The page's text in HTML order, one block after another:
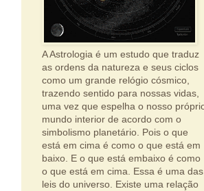
A Astrologia é um estudo que traduz
as ordens da natureza e seus ciclos
como um grande relógio cósmico,
trazendo sentido para nossas vidas,
uma vez que espelha o nosso
mundo interior de acordo com o
simbolismo planetário. Pois o que
está em cima é como o que está em
baixo. E o que está embaixo é como
o que está em cima. Essa é uma das
leis do universo. Existe uma relação